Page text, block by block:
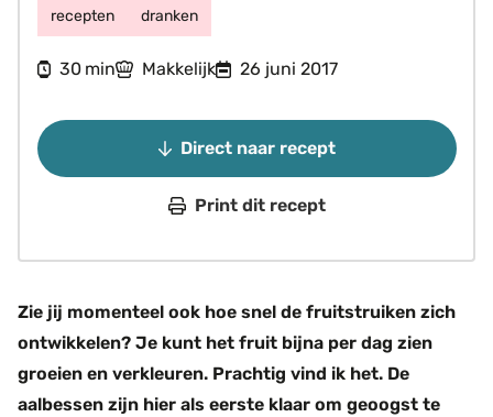
recepten dranken
30minuten
min Makkelijk 26 juni 2017
Direct naar recept
Print dit recept
Zie jij momenteel ook hoe snel de fruitstruiken zich
ontwikkelen? Je kunt het fruit bijna per dag zien
groeien en verkleuren. Prachtig vind ik het. De
aalbessen zijn hier als eerste klaar om geoogst te